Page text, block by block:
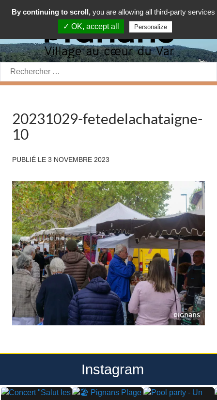
Rechercher:
20231029-fetedelachataigne-
10
PUBLIÉ LE 3 NOVEMBRE 2023
Instagram
By continuing to scroll, you are allowing all third-party services
✓ OK, accept all
Personalize